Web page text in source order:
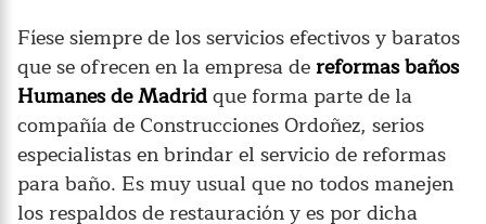
Fíese siempre de los servicios efectivos y baratos
que se ofrecen en la empresa dereformas baños
Humanes de Madridque forma parte de la
compañía de Construcciones Ordoñez, serios
especialistas en brindar el servicio de reformas
para baño. Es muy usual que no todos manejen
los respaldos de restauración y es por dicha